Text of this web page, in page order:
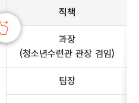
직책
과장
(청소년수련관 관장 겸임)
팀장